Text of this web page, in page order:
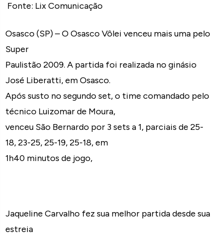
Fonte: Lix Comunicação
Osasco (SP) – O Osasco Vôlei venceu mais uma pelo
Super
Paulistão 2009. A partida foi realizada no ginásio
José Liberatti, em Osasco.
Após susto no segundo set, o time comandado pelo
técnico Luizomar de Moura,
venceu São Bernardo por 3 sets a 1, parciais de 25-
18, 23-25, 25-19, 25-18, em
1h40 minutos de jogo,
Jaqueline Carvalho fez sua melhor partida desde sua
estreia